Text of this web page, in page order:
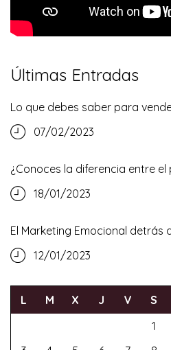
Últimas Entradas
Lo que debes saber para
07/02/2023
¿Conoces la diferencia entre el
18/01/2023
El Marketing Emocional detrás
12/01/2023
L M X J V S
1